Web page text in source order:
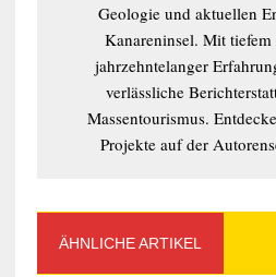
Geologie und aktuellen
Kanareninsel. Mit tiefem
jahrzehntelanger
verlässliche
Massentourismus.
Projekte auf der
ÄHNLICHE ARTIKEL